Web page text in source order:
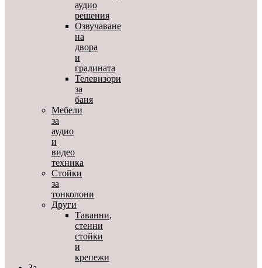
аудио
решения
Озвучаване
на
двора
и
градината
Телевизори
за
баня
Мебели
за
аудио
и
видео
техника
Стойки
за
тонколони
Други
Таванни,
стенни
стойки
и
крепежи